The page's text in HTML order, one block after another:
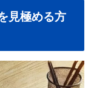
見極める方